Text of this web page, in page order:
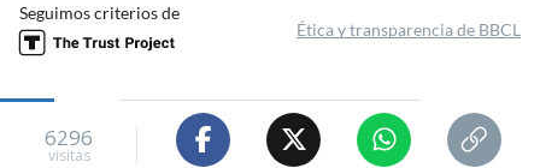
Seguimos criterios de
Ética y transparencia de BBCL
6296
visitas